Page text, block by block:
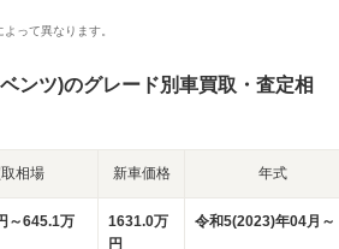
って異なります。
ンツ)のグレード別車買取・査定相
相場 新車価格 年式
～645.1万
1631.0万
円
令和5(2023)年04月～